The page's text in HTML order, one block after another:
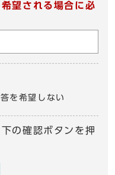
望される場合に必
を希望しない
の確認ボタンを押